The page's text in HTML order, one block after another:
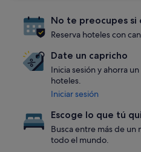
No te preocupes si
Reserva hoteles con
Date un capricho
Inicia sesión y ahorra
hoteles.
Iniciar sesión
Escoge lo que tú
Busca entre más de un
todo el mundo.